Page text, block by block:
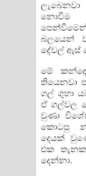
නොවීම
බලයෙන්
දේවල් ඇස්
​මේ
තියෙනවා
ගල් ගුහා
ඒ ගල්වල
වුණා
කොටපු
දෙයක්
එක
දෙන්නා.